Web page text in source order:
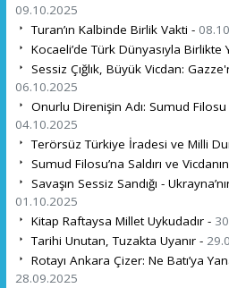
09.10.2025
Turan’ın Kalbinde Birlik Vakti -
Kocaeli’de Türk Dünyasıyla Birlikte
Sessiz Çığlık, Büyük Vicdan:
06.10.2025
Onurlu Direnişin Adı: Sumud Filosu
04.10.2025
Terörsüz Türkiye İradesi ve Milli
Sumud Filosu’na Saldırı ve
Savaşın Sessiz Sandığı -
01.10.2025
Kitap Raftaysa Millet Uykudadır -
Tarihi Unutan, Tuzakta Uyanır -
Rotayı Ankara Çizer: Ne Batı’ya
28.09.2025